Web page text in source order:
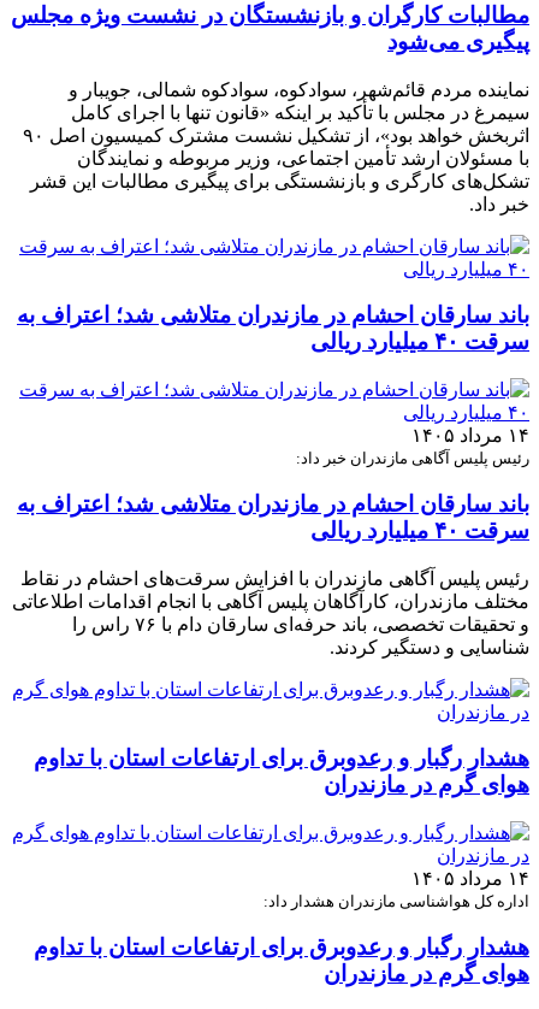
مطالبات کارگران و بازنشستگان در نشست ویژه مجلس
پیگیری می‌شود
نماینده مردم قائم‌شهر، سوادکوه، سوادکوه شمالی، جویبار و
سیمرغ در مجلس با تأکید بر اینکه «قانون تنها با اجرای کامل
اثربخش خواهد بود»، از تشکیل نشست مشترک کمیسیون اصل ۹۰
با مسئولان ارشد تأمین اجتماعی، وزیر مربوطه و نمایندگان
تشکل‌های کارگری و بازنشستگی برای پیگیری مطالبات این قشر
خبر داد.
باند سارقان احشام در مازندران متلاشی شد؛ اعتراف به
سرقت ۴۰ میلیارد ریالی
۱۴ مرداد ۱۴۰۵
رئیس پلیس آگاهی مازندران خبر داد:
باند سارقان احشام در مازندران متلاشی شد؛ اعتراف به
سرقت ۴۰ میلیارد ریالی
رئیس پلیس آگاهی مازندران با افزایش سرقت‌های احشام در نقاط
مختلف مازندران، کارآگاهان پلیس آگاهی با انجام اقدامات اطلاعاتی
و تحقیقات تخصصی، باند حرفه‌ای سارقان دام با ۷۶ راس را
شناسایی و دستگیر کردند.
هشدار رگبار و رعدوبرق برای ارتفاعات استان با تداوم
هوای گرم در مازندران
۱۴ مرداد ۱۴۰۵
اداره کل هواشناسی مازندران هشدار داد:
هشدار رگبار و رعدوبرق برای ارتفاعات استان با تداوم
هوای گرم در مازندران